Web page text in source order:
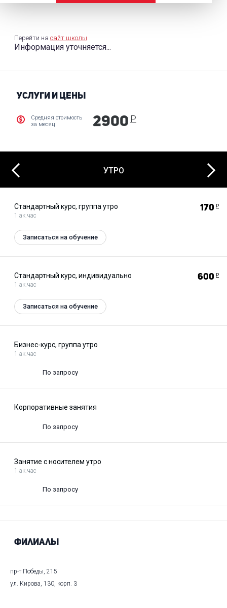
Перейти на сайт школы
Информация уточняется...
УСЛУГИ И ЦЕНЫ
Средняя стоимость
за месяц
2900 Р
Previous УТРО
Стандартный курс, группа утро
1 ак.час
170 Р
Записаться на обучение
Стандартный курс, индивидуально
1 ак.час
600 Р
Записаться на обучение
Бизнес-курс, группа утро
1 ак.час
По запросу
Корпоративные занятия
По запросу
Занятие с носителем утро
1 ак.час
По запросу
Next
Филиалы
пр-т Победы, 215
ул. Кирова, 130, корп. 3